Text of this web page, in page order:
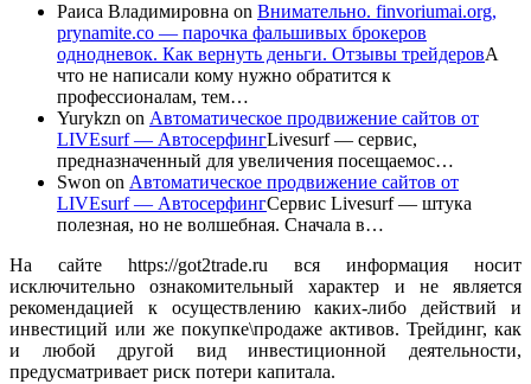
Раиса Владимировна on Внимательно. finvoriumai.org,
prynamite.co — парочка фальшивых брокеров
однодневок. Как вернуть деньги. Отзывы трейдеровА
что не написали кому нужно обратится к
профессионалам, тем…
Yurykzn on Автоматическое продвижение сайтов от
LIVEsurf — АвтосерфингLivesurf — сервис,
предназначенный для увеличения посещаемос…
Swon on Автоматическое продвижение сайтов от
LIVEsurf — АвтосерфингСервис Livesurf — штука
полезная, но не волшебная. Сначала в…
На сайте https://got2trade.ru вся информация носит
исключительно ознакомительный характер и не является
рекомендацией к осуществлению каких-либо действий и
инвестиций или же покупке\продаже активов. Трейдинг, как
и любой другой вид инвестиционной деятельности,
предусматривает риск потери капитала.